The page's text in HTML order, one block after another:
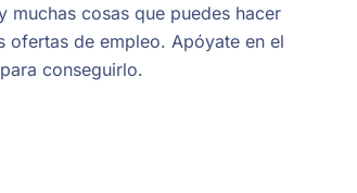
cosas que puedes hacer
ofertas de empleo. Apóyate en el
conseguirlo.